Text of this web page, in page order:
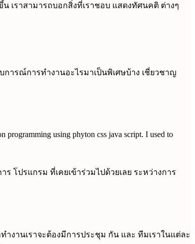
เราสามารถบอกสิ่งที่เราชอบ แสดงทัศนคติ ต่างๆ
ารณ์การทำงานอะไรมาเป็นพิเศษบ้าง เชี่ยวชาญ
programming using phyton css java script. I used to
โปรแกรม ที่เคยเข้าร่วมไปด้วยเลย ระหว่างการ
งานเราจะต้องมีการประชุม กัน และ ทีมเราในแต่ละ